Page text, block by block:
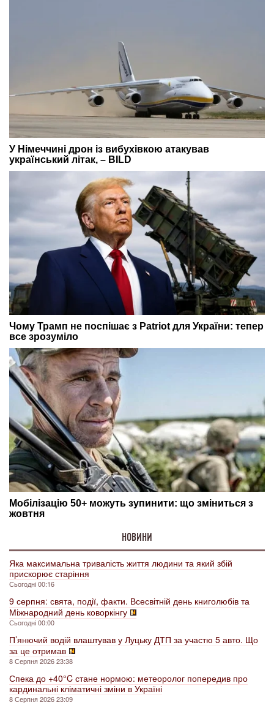
НОВИНИ
Яка максимальна тривалість життя людини та який збій
прискорює старіння
Сьогодні 00:16
9 серпня: свята, події, факти. Всесвітній день книголюбів та
Міжнародний день коворкінгу
Сьогодні 00:00
П’янючий водій влаштував у Луцьку ДТП за участю 5 авто. Що
за це отримав
8 Серпня 2026 23:38
Спека до +40°C стане нормою: метеоролог попередив про
кардинальні кліматичні зміни в Україні
8 Серпня 2026 23:09